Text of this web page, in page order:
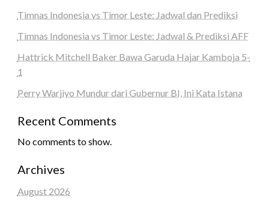
Timnas Indonesia vs Timor Leste: Jadwal dan Prediksi
Timnas Indonesia vs Timor Leste: Jadwal & Prediksi AFF
Hattrick Mitchell Baker Bawa Garuda Hajar Kamboja 5-
1
Perry Warjiyo Mundur dari Gubernur BI, Ini Kata Istana
Recent Comments
No comments to show.
Archives
August 2026